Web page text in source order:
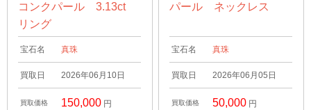
コンクパール 3.13ct
リング
宝石名 真珠
買取日 2026年06月10日
買取価格 150,000 円
パール ネックレス
宝石名 真珠
買取日 2026年06月05日
買取価格 50,000 円